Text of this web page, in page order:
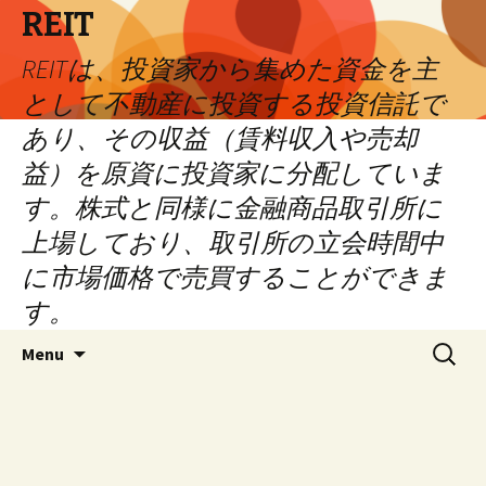
REIT
REITは、投資家から集めた資金を主
として不動産に投資する投資信託で
あり、その収益（賃料収入や売却
益）を原資に投資家に分配していま
す。株式と同様に金融商品取引所に
上場しており、取引所の立会時間中
に市場価格で売買することができま
す。
Menu
Search
for: